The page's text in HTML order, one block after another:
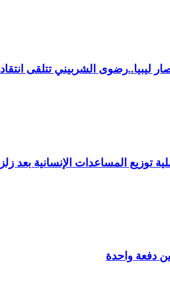
ليبيا..رضوى الشربيني تتلقى
المساعدات الإنسانية بعد
دفعة واحدة